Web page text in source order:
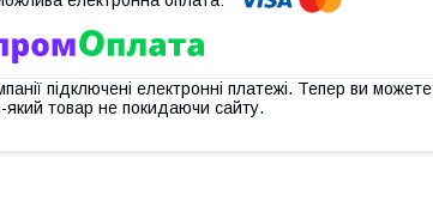
підключені електронні платежі. Тепер ви
який товар не покидаючи сайту.